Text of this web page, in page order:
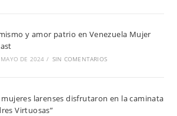
y amor patrio en Venezuela Mujer
DE 2024 / SIN COMENTARIOS
larenses disfrutaron en la caminata
Virtuosas”